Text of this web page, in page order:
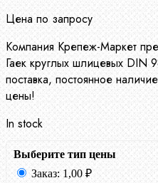
Цена по запросу
Компания Крепеж-Маркет
Гаек круглых шлицевых
поставка, постоянное
цены!
In stock
Выберите тип цены
Заказ: 1,00 ₽